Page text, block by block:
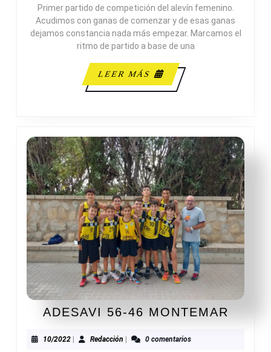
Primer partido de competición del alevín femenino.
Acudimos con ganas de comenzar y de esas ganas
dejamos constancia nada más empezar. Marcamos el
ritmo de partido a base de una
LEER MÁS
LEER
MÁS
ADESAVI 56-46 MONTEMAR
10/202210/2022RedacciónRedacción0 comentarios